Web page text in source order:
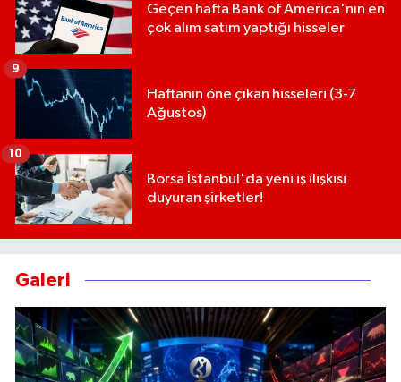
Geçen hafta Bank of America'nın en
çok alım satım yaptığı hisseler
Haftanın öne çıkan hisseleri (3-7
Ağustos)
9
Borsa İstanbul'da yeni iş ilişkisi
duyuran şirketler!
10
Galeri